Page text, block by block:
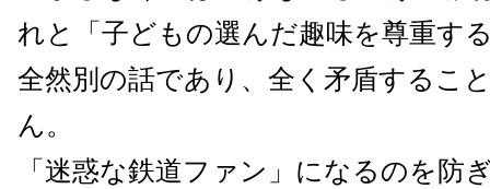
れと「子どもの選んだ趣味を尊重す
全然別の話であり、全く矛盾するこ
ん。
「迷惑な鉄道ファン」になるのを防